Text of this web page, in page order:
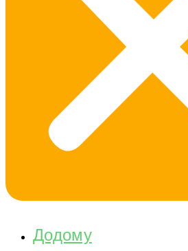
Додому